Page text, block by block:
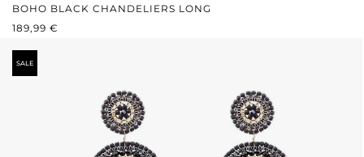
BOHO BLACK CHANDELIERS LONG
PRIX RÉGULIER :
189,99 €
SALE